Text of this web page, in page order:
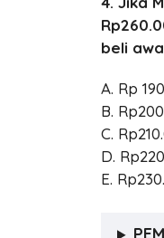
beli
A. Rp
B.
C.
D.
E.